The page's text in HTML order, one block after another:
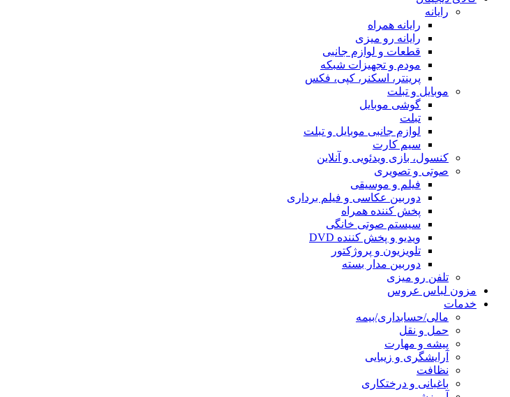
رایانه
رایانه همراه
رایانه رو میزی
قطعات و لوازم جانبی
مودم و تجهیزات شبکه
پرینتر، اسکنر، کپی، فکس
موبایل و تبلت
گوشی موبایل
تبلت
لوازم جانبی موبایل و تبلت
سیم کارت
کنسول، بازی‌ ویدئویی و آنلاین
صوتی و تصویری
فیلم و موسیقی
دوربین عکاسی و فیلم برداری
پخش کننده همراه
سیستم صوتی خانگی
ویدیو و پخش کننده DVD
تلویزیون و پروژکتور
دوربین مدار بسته
تلفن رو میزی
مزون لباس عروس
خدمات
مالی/حسابداری/بیمه
حمل و نقل
پیشه و مهارت
آرایشگری و زیبایی
نظافت
باغبانی و درختکاری